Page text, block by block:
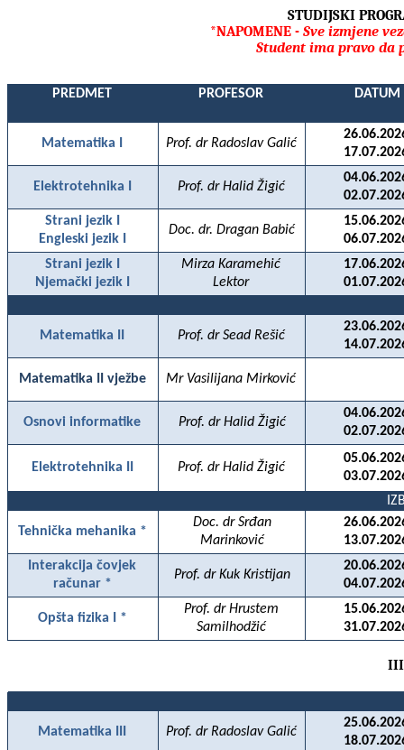
STUDIJSKI
*NAPOMENE - Sve izmjene
Student ima pravo da
PREDMET PROFESOR DATUM
Matematika I Prof. dr Radoslav Galić
Elektrotehnika I Prof. dr HalidŽigić
Strani jezik I
Engleski jezik I
Doc. dr. Dragan Babić
Strani jezik I
Njemački jezik I
Mirza Karamehić
Lektor
Matematika II Prof. dr Sead Rešić
Matematika II vježbe Mr Vasilijana Mirković
Osnovi informatike Prof. dr Halid Žigić
Elektrotehnika II Prof. dr Halid Žigić
Tehnička mehanika *
Doc. dr Srđan
Marinković
Interakcija čovjek
računar *
Prof. dr Kuk Kristijan
Opšta fizika I *
Prof. dr Hrustem
Samilhodžić
III
Matematika III Prof. dr Radoslav Galić